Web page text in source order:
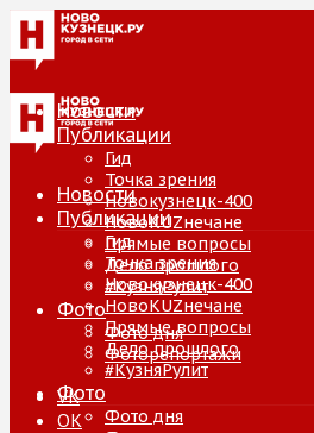
Новости
Публикации
Гид
Точка зрения
Новокузнецк-400
НовоKUZнечане
Прямые вопросы
Дело прошлого
#КузняРулит
Фото
Фото дня
Фоторепортажи
VK
ОК
Новости
Публикации
Гид
Точка зрения
Новокузнецк-400
НовоKUZнечане
Прямые вопросы
Дело прошлого
#КузняРулит
Фото
Фото дня